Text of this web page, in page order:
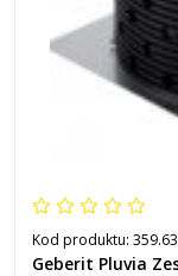
Kod produktu:
Geberit Pluvia